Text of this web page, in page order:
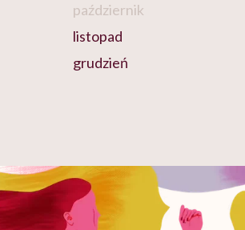
październik
listopad
grudzień